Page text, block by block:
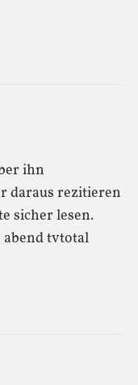
ihn
daraus rezitieren
sicher lesen.
abend tvtotal